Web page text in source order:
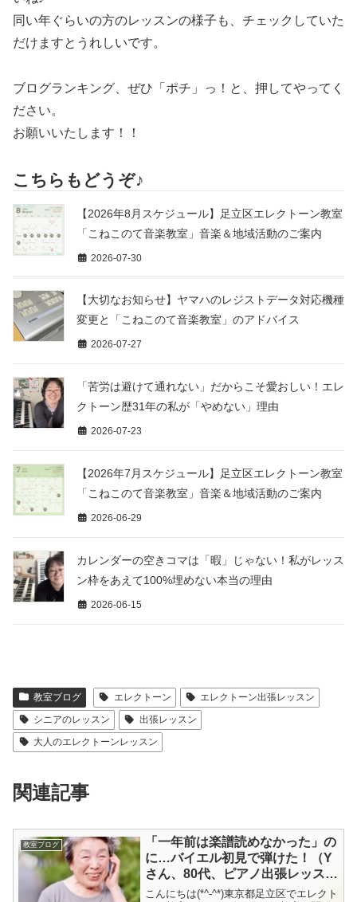
同い年ぐらいの方のレッスンの様子も、チェックしていた
だけますとうれしいです。
ブログランキング、ぜひ「ポチ」っ！と、押してやってく
ださい。
お願いいたします！！
こちらもどうぞ♪
【2026年8月スケジュール】足立区エレクトーン教室
「こねこのて音楽教室」音楽＆地域活動のご案内
2026-07-30
【大切なお知らせ】ヤマハのレジストデータ対応機種
変更と「こねこのて音楽教室」のアドバイス
2026-07-27
「苦労は避けて通れない」だからこそ愛おしい！エレ
クトーン歴31年の私が「やめない」理由
2026-07-23
【2026年7月スケジュール】足立区エレクトーン教室
「こねこのて音楽教室」音楽＆地域活動のご案内
2026-06-29
カレンダーの空きコマは「暇」じゃない！私がレッス
ン枠をあえて100%埋めない本当の理由
2026-06-15
教室ブログ エレクトーン
エレクトーン出張レッスン
シニアのレッスン
出張レッスン
大人のエレクトーンレッスン
関連記事
教室ブログ
「一年前は楽譜読めなかった」の
に…バイエル初見で弾けた！（Y
さん、80代、ピアノ出張レッス
ン）
こんにちは(*^-^*)東京都足立区でエレクト